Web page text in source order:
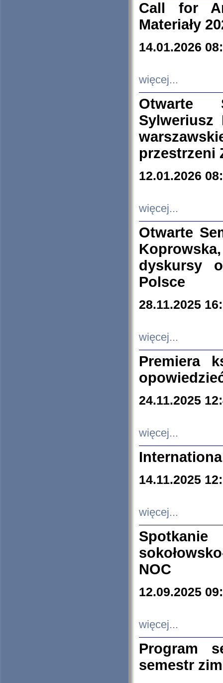
Call for
Materiały
14.01.2026
więcej...
Otwarte
Sylweriusz
przestrzeni
12.01.2026
więcej...
Otwarte
dyskursy
Polsce
28.11.2025
więcej...
Premiera
24.11.2025
więcej...
14.11.2025
więcej...
NOC
12.09.2025
więcej...
Program
semestr